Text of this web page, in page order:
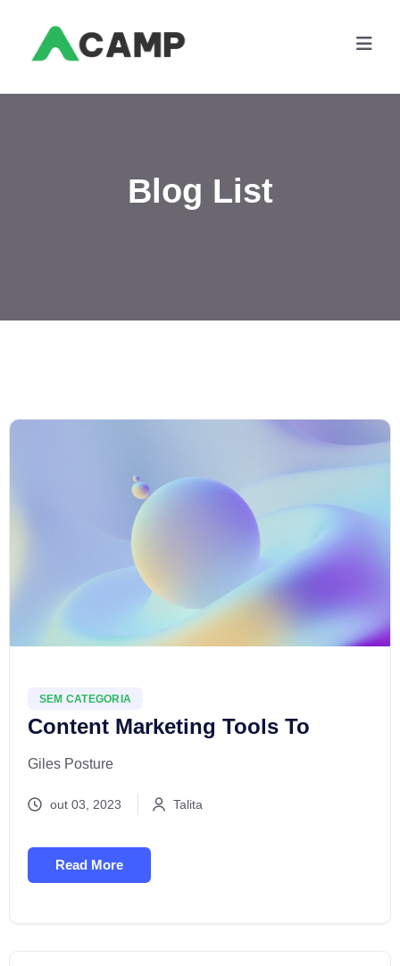
Blog List
SEM CATEGORIA
Content Marketing Tools To
Giles Posture
out 03, 2023 Talita
Read More